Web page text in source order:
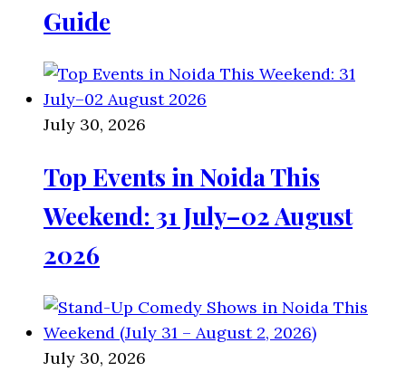
Guide
July 30, 2026
Top Events in Noida This
Weekend: 31 July–02 August
2026
July 30, 2026